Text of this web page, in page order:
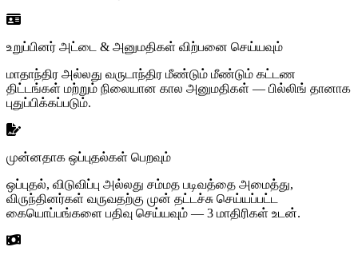
உறுப்பினர் அட்டை & அனுமதிகள் விற்பனை செய்யவும்
மாதாந்திர அல்லது வருடாந்திர மீண்டும் மீண்டும் கட்டண
திட்டங்கள் மற்றும் நிலையான கால அனுமதிகள் — பில்லிங் தானாக
புதுப்பிக்கப்படும்.
முன்னதாக ஒப்புதல்கள் பெறவும்
ஒப்புதல், விடுவிப்பு அல்லது சம்மத படிவத்தை அமைத்து,
விருந்தினர்கள் வருவதற்கு முன் தட்டச்சு செய்யப்பட்ட
கையொப்பங்களை பதிவு செய்யவும் — 3 மாதிரிகள் உடன்.